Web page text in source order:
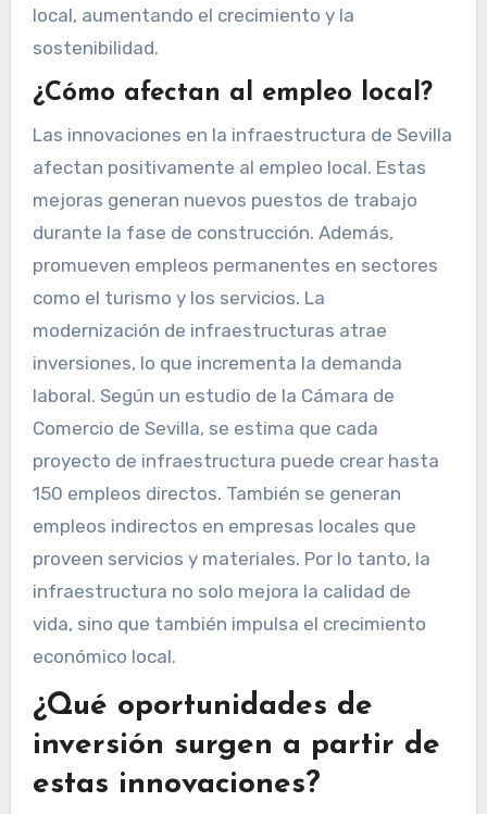
local, aumentando el crecimiento y la
sostenibilidad.
¿Cómo afectan al empleo local?
Las innovaciones en la infraestructura de Sevilla
afectan positivamente al empleo local. Estas
mejoras generan nuevos puestos de trabajo
durante la fase de construcción. Además,
promueven empleos permanentes en sectores
como el turismo y los servicios. La
modernización de infraestructuras atrae
inversiones, lo que incrementa la demanda
laboral. Según un estudio de la Cámara de
Comercio de Sevilla, se estima que cada
proyecto de infraestructura puede crear hasta
150 empleos directos. También se generan
empleos indirectos en empresas locales que
proveen servicios y materiales. Por lo tanto, la
infraestructura no solo mejora la calidad de
vida, sino que también impulsa el crecimiento
económico local.
¿Qué oportunidades de
inversión surgen a partir de
estas innovaciones?